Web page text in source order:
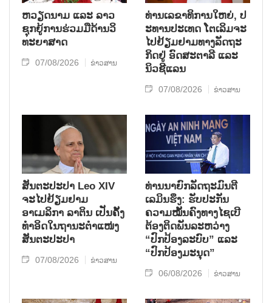
ຫວຽດ​ນາມ ແລະ ລາວ​
ຊຸກ​ຍູ້​ການ​ຮ່ວມ​ມື​ດ້ານວ​ິ​
ທະ​ຍາ​ສາດ
07/08/2026 ຂ່າວສານ
ທ່ານ​ເລ​ຂາ​ທິ​ການ​ໃຫຍ່, ປ​
ະ​ທານ​ປະ​ເທດ ໂຕ​ເລິມ​ຈະ​
ໄປ​ຢ້ຽມ​ຢາມ​ທາງ​ລັດ​ຖະ​
ກິດ​ຢູ່ ອົດ​ສະ​ຕາ​ລີ ແລະ
ນິວ​ຊີ​ແລນ
07/08/2026 ຂ່າວສານ
ສັນຕະປະປາ Leo XIV
ຈະໄປຢ້ຽມຢາມ
ອາເມລິກາ ລາຕິນ ເປັນຄັ້ງ
ທຳອິດໃນຖານະຕຳແໜ່ງ
ສັນຕະປະປາ
07/08/2026 ຂ່າວສານ
ທ່ານນາຍົກລັດຖະມົນຕີ
ເລມິນຮຶງ: ຮັບປະກັນ
ຄວາມໝັ້ນຄົງທາງໄຊເບີ
ຕ້ອງຕິດພັນລະຫວ່າງ
“ປົກປ້ອງລະບົບ” ແລະ
“ປົກປ້ອງມະນຸດ”
06/08/2026 ຂ່າວສານ